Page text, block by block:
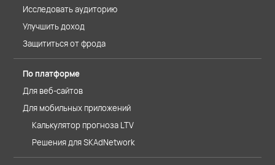
Исследовать аудиторию
Улучшить доход
Защититься от фрода
По платформе
Для веб-сайтов
Для мобильных приложений
Калькулятор прогноза LTV
Решения для SKAdNetwork